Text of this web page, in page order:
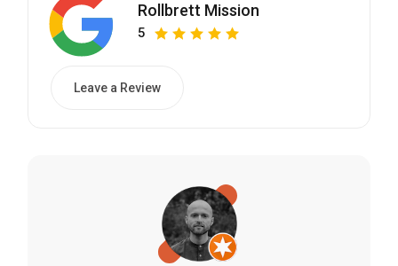
Rollbrett Mission
5
Leave a Review